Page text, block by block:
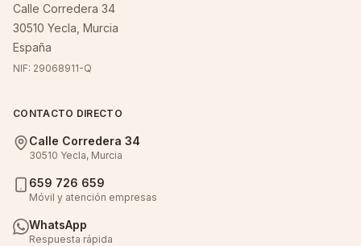
Calle Corredera 34
30510 Yecla, Murcia
España
NIF: 29068911-Q
CONTACTO DIRECTO
Calle Corredera 34
30510 Yecla, Murcia
659 726 659
Móvil y atención empresas
WhatsApp
Respuesta rápida